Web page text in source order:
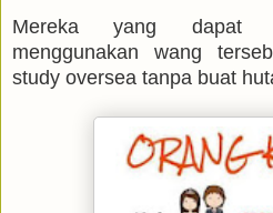
Mereka yang dapat
menggunakan wang
study oversea tanpa buat